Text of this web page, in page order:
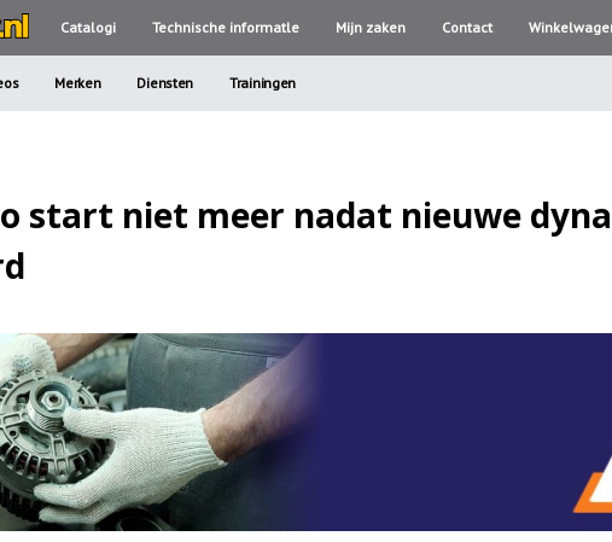
Catalogi Technische informatle Mijn zaken Contact
Merken Diensten Trainingen
start niet meer nadat nieuwe